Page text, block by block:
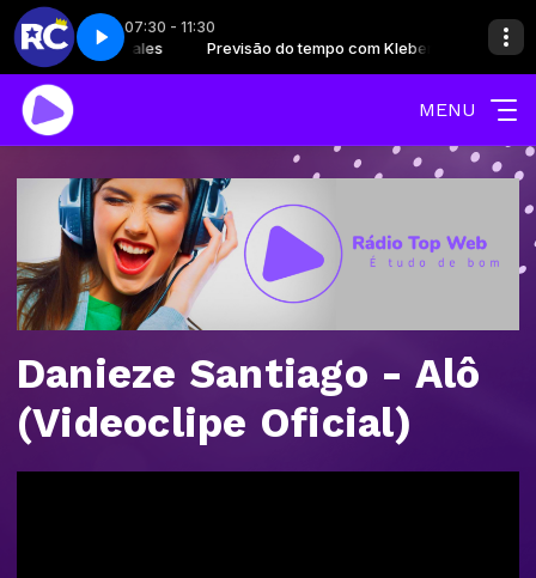
07:30 - 11:30
com Kleber Sales Previsão do tempo com Kleber Sales
Carlos) - Parte 2 Emoções (Roberto Carlos) - Parte 2
com Produção Top Momento Saudável com Produção Top
MENU
Danieze Santiago - Alô
(Videoclipe Oficial)